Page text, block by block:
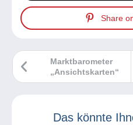
Share
Marktbarometer
„Ansichtskarten“
Das könnte